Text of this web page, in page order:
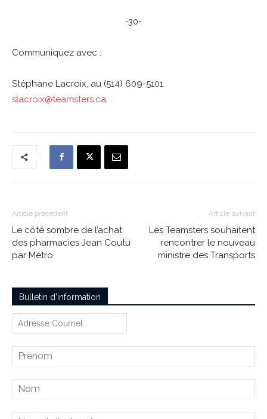
-30-
Communiquez avec :
Stéphane Lacroix, au (514) 609-5101
slacroix@teamsters.ca
Article précédent
Le côté sombre de l’achat
des pharmacies Jean Coutu
par Métro
Article suivant
Les Teamsters souhaitent
rencontrer le nouveau
ministre des Transports
Bulletin d’information